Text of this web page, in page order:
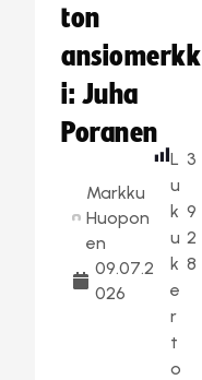
ton
ansiomerkk
i: Juha
Poranen
Markku
Huopon
en
09.07.2
026
L
u
k
u
k
e
r
t
o
3
9
2
8